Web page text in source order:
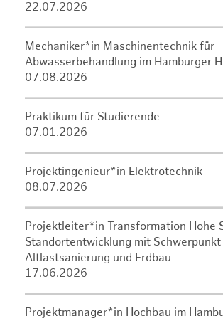
22.07.2026
Mechaniker*in Maschinentechnik für
Abwasserbehandlung im Hamburger
07.08.2026
Praktikum für Studierende
07.01.2026
Projektingenieur*in Elektrotechnik
08.07.2026
Projektleiter*in Transformation Hohe
Standortentwicklung mit Schwerpunkt
Altlastsanierung und Erdbau
17.06.2026
Projektmanager*in Hochbau im